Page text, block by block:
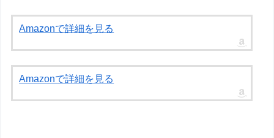
Amazonで詳細を見る
Amazonで詳細を見る